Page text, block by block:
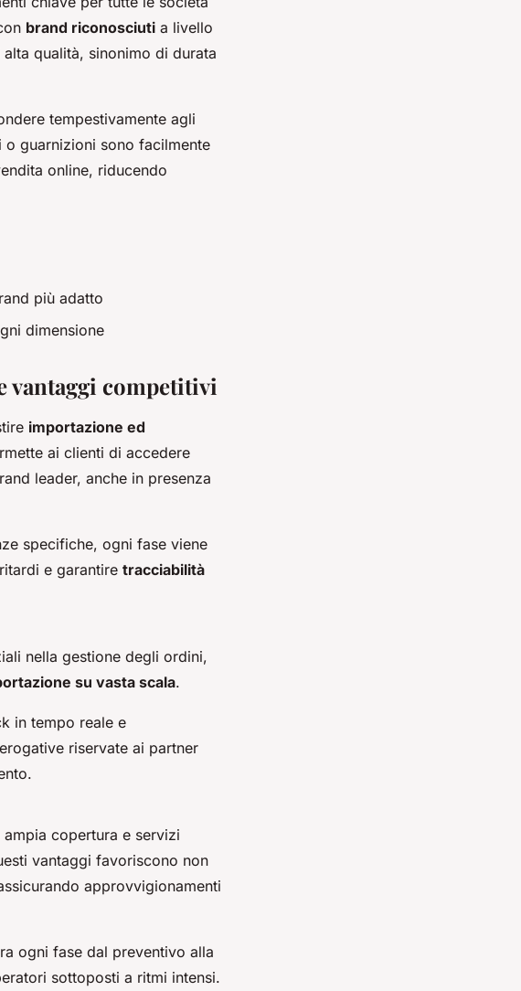
brand riconosciuti a livello
qualità, sinonimo di durata
tempestivamente agli
guarnizioni sono facilmente
online, riducendo
più adatto
dimensione
vantaggi competitivi
importazione ed
ai clienti di accedere
leader, anche in presenza
specifiche, ogni fase viene
e garantire tracciabilità
nella gestione degli ordini,
su vasta scala.
in tempo reale e
riservate ai partner
copertura e servizi
vantaggi favoriscono non
approvvigionamenti
ogni fase dal preventivo alla
sottoposti a ritmi intensi.